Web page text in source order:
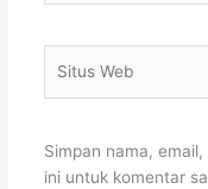
Web
Simpan nama,
ini untuk komentar